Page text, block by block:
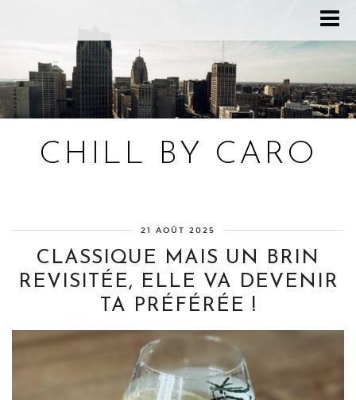
CHILL BY CARO
21 AOÛT 2025
CLASSIQUE MAIS UN BRIN
REVISITÉE, ELLE VA DEVENIR
TA PRÉFÉRÉE !